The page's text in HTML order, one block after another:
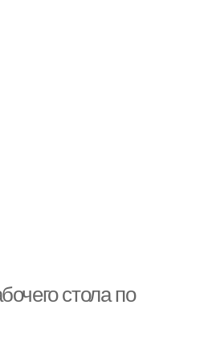
стола по